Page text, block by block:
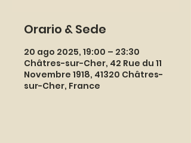
Orario & Sede
20 ago 2025, 19:00 – 23:30
Châtres-sur-Cher, 42 Rue du 11
Novembre 1918, 41320 Châtres-
sur-Cher, France